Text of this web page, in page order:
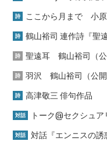
詩 ここから月まで 小
詩 鶴山裕司 連作詩『聖
詩 聖遠耳 鶴山裕司（公
詩 羽沢 鶴山裕司（公開
詩 高津敬三 俳句作品
対話 トーク@セクシュ
対話 対話『エンニスの誘